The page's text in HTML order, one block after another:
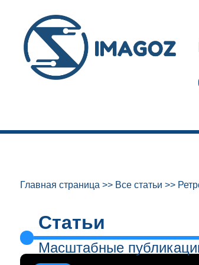
Главная страница >> Все статьи >>
Статьи
Масштабные